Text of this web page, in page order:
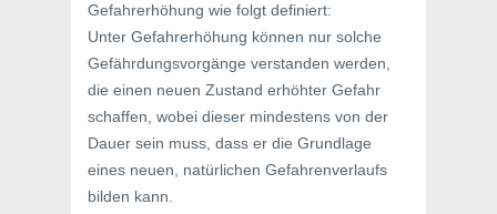
Gefahrerhöhung wie folgt definiert:
Unter Gefahrerhöhung können nur solche
Gefährdungsvorgänge verstanden werden,
die einen neuen Zustand erhöhter Gefahr
schaffen, wobei dieser mindestens von der
Dauer sein muss, dass er die Grundlage
eines neuen, natürlichen Gefahrenverlaufs
bilden kann.